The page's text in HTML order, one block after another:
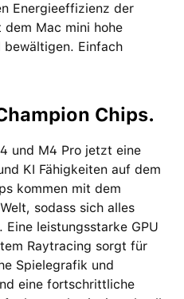
Energie­effizienz der
Mac mini hohe
Einfach
Chips.
und M4 Pro jetzt eine
KI Fähigkeiten auf dem
kommen mit dem
sodass sich alles
leistungsstarke GPU
Raytracing sorgt für
Spiele­grafik und
eine fortschrittliche